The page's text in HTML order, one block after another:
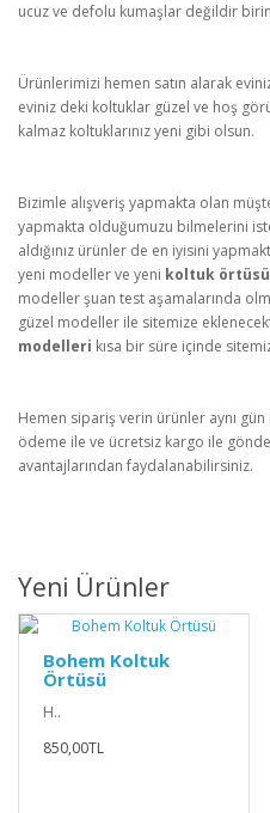
ucuz ve defolu kumaşlar değildir
Ürünlerimizi hemen satın alarak
eviniz deki koltuklar güzel ve hoş
kalmaz koltuklarınız yeni gibi olsun.
Bizimle alışveriş yapmakta olan
yapmakta olduğumuzu bilmelerini
aldığınız ürünler de en iyisini
yeni modeller ve yeni koltuk
modeller şuan test aşamalarında
güzel modeller ile sitemize
modelleri kısa bir süre içinde
Hemen sipariş verin ürünler aynı
ödeme ile ve ücretsiz kargo ile
avantajlarından faydalanabilirsiniz.
Yeni Ürünler
Bohem Koltuk
Örtüsü
H..
850,00TL